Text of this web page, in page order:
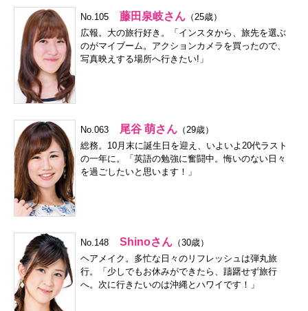
No.105 藤田泉岐さん （25歳）
広報。大の旅行好き。「インスタから、旅先を選ぶ
のがマイブーム。アクションカメラを買ったので、
写真映えする場所へ行きたい!」
No.063 尾谷 萌さん （29歳）
総務。10月末に誕生日を迎え、いよいよ20代ラスト
の一年に。「英語の勉強に奮闘中。悔いのない日々
を過ごしたいと思います！」
No.148 Shinoさん （30歳）
ヘアメイク。多忙な日々のリフレッシュは弾丸旅
行。「少しでもお休みができたら、躊躇せず旅行
へ。次に行きたいのは沖縄とハワイです！」